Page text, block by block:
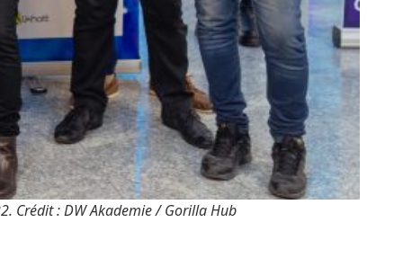
Crédit : DW Akademie / Gorilla Hub